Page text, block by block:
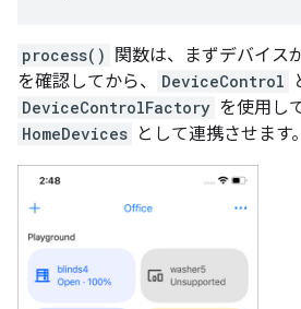
process()
関数は、まずデバイス
を確認してから、
DeviceControl
DeviceControlFactory を使用し
HomeDevices として連携させます。